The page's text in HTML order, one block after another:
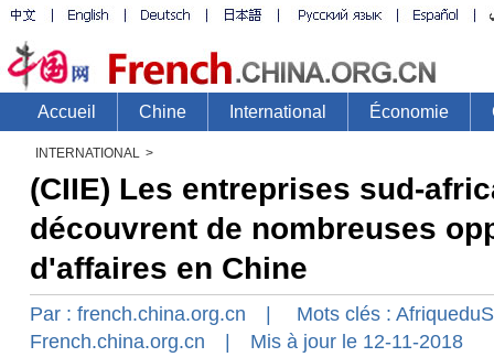
INTERNATIONAL >
(CIIE) Les entreprises sud-
découvrent de nombreuses
d'affaires en Chine
Par : french.china.org.cn | Mots clés :
French.china.org.cn | Mis à jour le 12-11-2018